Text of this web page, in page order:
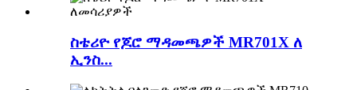
ስቴሪዮ የጆሮ ማዳመጫዎች MR701X ለ
ኢንስ...